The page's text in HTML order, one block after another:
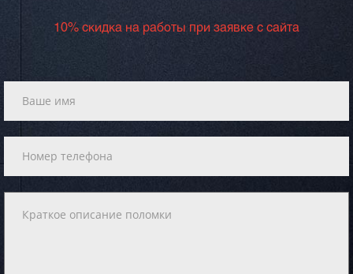
10% скидка на работы при заявке с сайта